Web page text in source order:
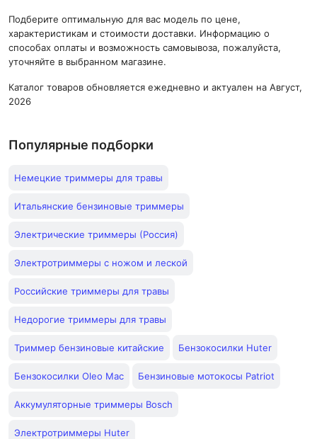
Подберите оптимальную для вас модель по цене,
характеристикам и стоимости доставки. Информацию о
способах оплаты и возможность самовывоза, пожалуйста,
уточняйте в выбранном магазине.
Каталог товаров обновляется ежедневно и актуален на Август,
2026
Популярные подборки
Немецкие триммеры для травы
Итальянские бензиновые триммеры
Электрические триммеры (Россия)
Электротриммеры с ножом и леской
Российские триммеры для травы
Недорогие триммеры для травы
Триммер бензиновые китайские Бензокосилки Huter
Бензокосилки Oleo Mac Бензиновые мотокосы Patriot
Аккумуляторные триммеры Bosch
Электротриммеры Huter